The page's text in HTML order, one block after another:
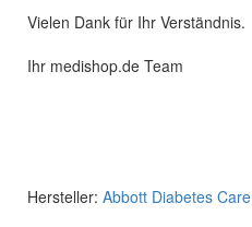
Vielen Dank für Ihr Verständnis.
Ihr medishop.de Team
Hersteller: Abbott Diabetes Care